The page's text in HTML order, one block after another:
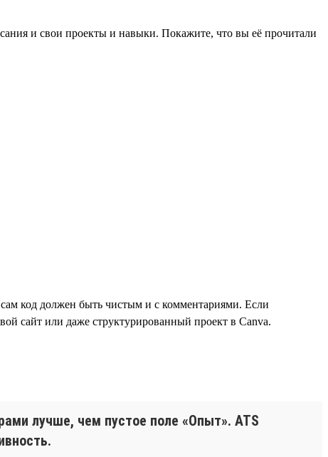
и свои проекты и навыки. Покажите, что вы её прочитали
код должен быть чистым и с комментариями. Если
сайт или даже структурированный проект в Canva.
лучше, чем пустое поле «Опыт». ATS